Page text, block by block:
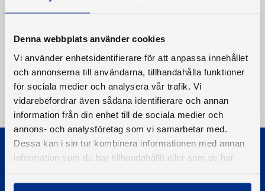
Denna webbplats använder cookies
Vi använder enhetsidentifierare för att anpassa innehållet
och annonserna till användarna, tillhandahålla funktioner
för sociala medier och analysera vår trafik. Vi
vidarebefordrar även sådana identifierare och annan
information från din enhet till de sociala medier och
annons- och analysföretag som vi samarbetar med.
Dessa kan i sin tur kombinera informationen med annan
information som du har tillhandahållit eller som de har